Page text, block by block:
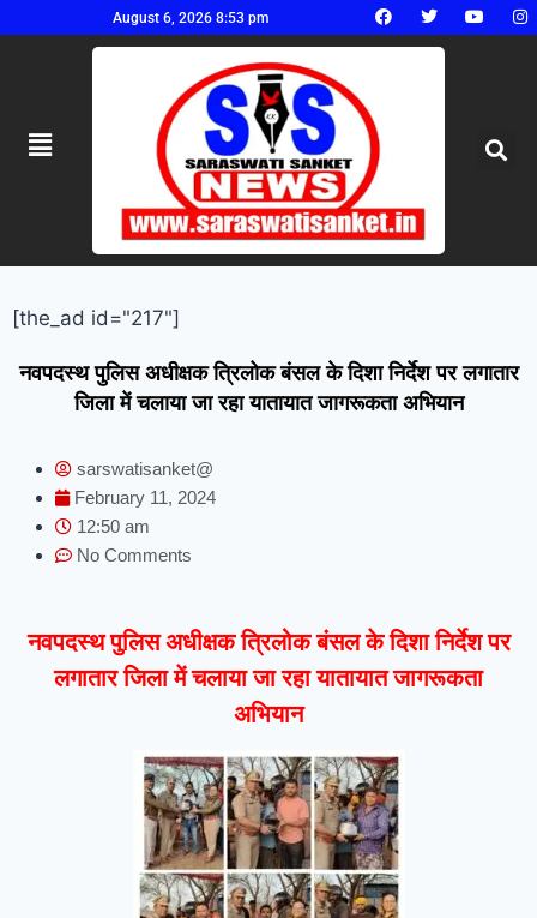
August 6, 2026 8:53 pm
[the_ad id="217"]
नवपदस्थ पुलिस अधीक्षक त्रिलोक बंसल के दिशा निर्देश पर लगातार
जिला में चलाया जा रहा यातायात जागरूकता अभियान
sarswatisanket@
February 11, 2024
12:50 am
No Comments
नवपदस्थ पुलिस अधीक्षक त्रिलोक बंसल के दिशा निर्देश पर
लगातार जिला में चलाया जा रहा यातायात जागरूकता
अभियान